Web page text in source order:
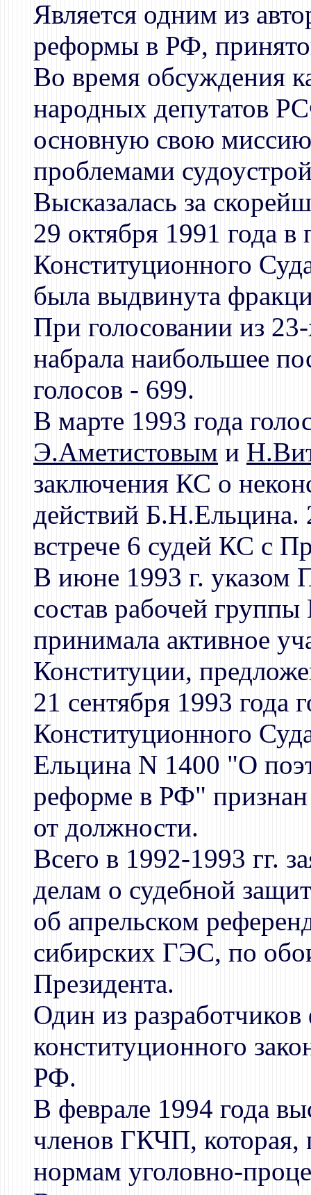
Является одним из
реформы в РФ,
Во время обсуждения
народных депутатов
основную свою
проблемами
Высказалась за
29 октября 1991 года
Конституционного
была выдвинута
При голосовании из
набрала наибольшее
голосов - 699.
В марте 1993 года
Э.Аметистовым и
заключения КС о
действий Б.Н.Ельцина.
встрече 6 судей КС с
В июне 1993 г. указом
состав рабочей
принимала активное
Конституции,
21 сентября 1993 года
Конституционного
Ельцина N 1400 "О
реформе в РФ" признан
от должности.
Всего в 1992-1993 гг.
делам о судебной
об апрельском
сибирских ГЭС, по
Президента.
Один из разработчиков
конституционного
РФ.
В феврале 1994 года
членов ГКЧП, которая,
нормам уголовно-